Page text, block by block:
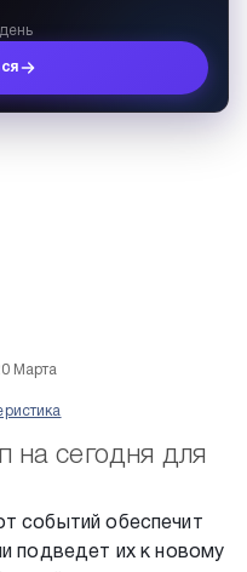
Марта
на сегодня для
событий обеспечит
подведет их к новому